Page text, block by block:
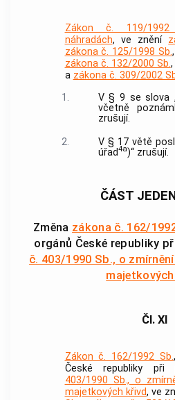
Zákon č. 119/
náhradách, ve znění
zákona č. 125/1998 Sb.,
zákona č. 132/2000 Sb.,
a zákona č. 309/2002
1.
V § 9 se slova
včetně
zrušují.
2.
V § 17 větě
úřad4a)“ zrušují.
ČÁST
Změna zákona č. 162/
orgánů České republiky
č. 403/1990 Sb., o
Čl. XI
Zákon č. 162/1992 Sb.
České republiky při
403/1990 Sb., o
majetkových křivd, ve